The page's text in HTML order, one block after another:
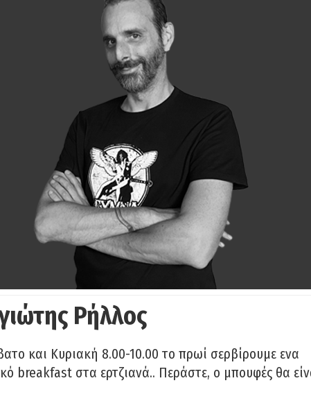
Ρήλλος
και Κυριακή 8.00-10.00 το πρωί σερβίρουμε ενα
breakfast στα ερτζιανά.. Περάστε, ο μπουφές θα